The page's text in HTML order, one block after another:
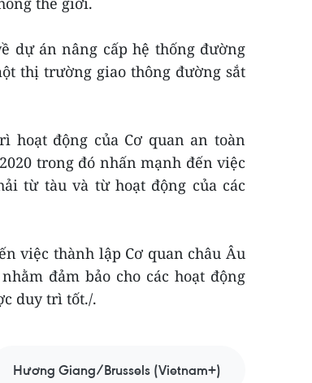
dự án nâng cấp hệ thống đường
thị trường giao thông đường sắt
hoạt động của Cơ quan an toàn
trong đó nhấn mạnh đến việc
từ tàu và từ hoạt động của các
việc thành lập Cơ quan châu Âu
đảm bảo cho các hoạt động
duy trì tốt./.
Hương Giang/Brussels (Vietnam+)